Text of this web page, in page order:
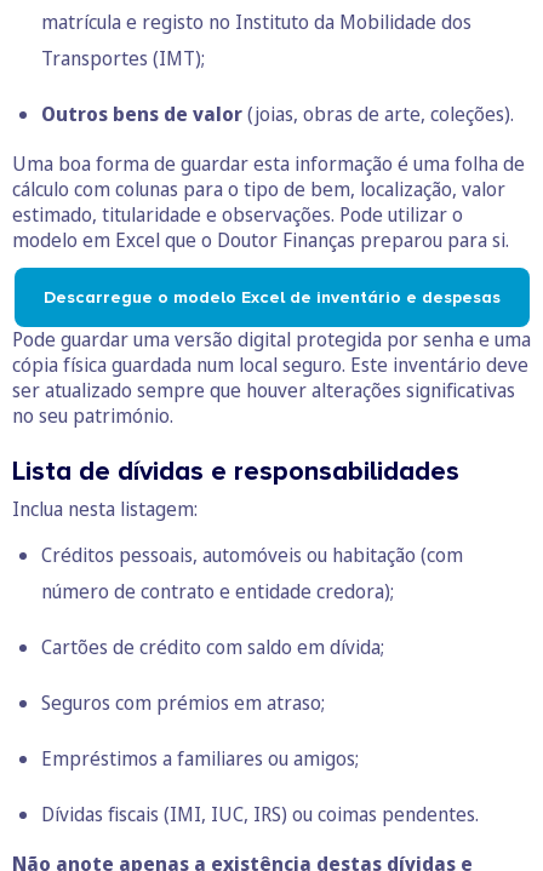
matrícula e registo no Instituto da Mobilidade dos
Transportes (IMT);
Outros bens de valor(joias, obras de arte, coleções).
Uma boa forma de guardar esta informação é uma folha de
cálculo com colunas para o tipo de bem, localização, valor
estimado, titularidade e observações. Pode utilizar o
modelo em Excel que o Doutor Finanças preparou para si.
Descarregue o modelo Excel de inventário e despesas
Pode guardar uma versão digital protegida por senha e uma
cópia física guardada num local seguro. Este inventário deve
ser atualizado sempre que houver alterações significativas
no seu património.
Lista de dívidas e responsabilidades
Inclua nesta listagem:
Créditos pessoais, automóveis ou habitação (com
número de contrato e entidade credora);
Cartões de crédito com saldo em dívida;
Seguros com prémios em atraso;
Empréstimos a familiares ou amigos;
Dívidas fiscais (IMI, IUC, IRS) ou coimas pendentes.
Não anote apenas a existência destas dívidas e